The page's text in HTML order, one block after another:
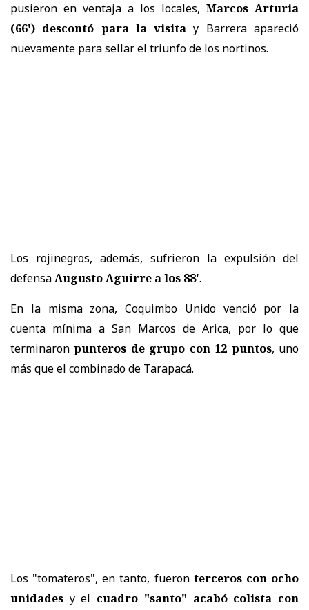
pusieron en ventaja a los locales, Marcos Arturia
(66') descontó para la visita y Barrera apareció
nuevamente para sellar el triunfo de los nortinos.
Los rojinegros, además, sufrieron la expulsión del
defensaAugusto Aguirre a los 88'.
En la misma zona, Coquimbo Unido venció por la
cuenta mínima a San Marcos de Arica, por lo que
terminaronpunteros de grupo con 12 puntos, uno
más que el combinado de Tarapacá.
Los "tomateros", en tanto, fueron terceros con ocho
unidades y el cuadro "santo" acabó colista con